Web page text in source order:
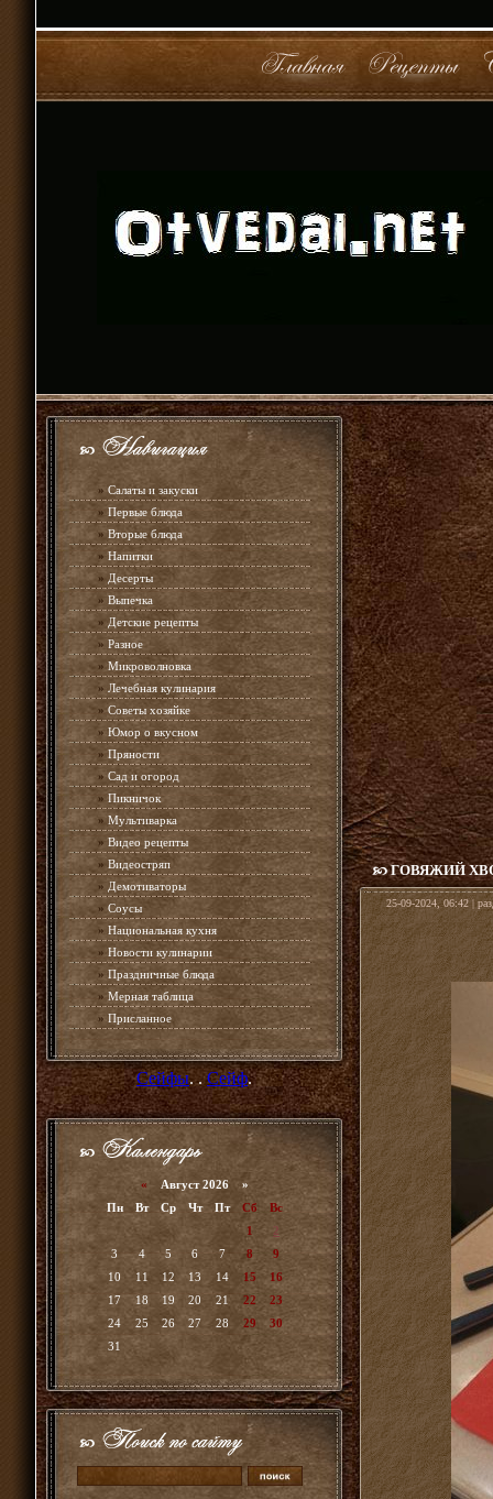
» Салаты и закуски
» Первые блюда
» Вторые блюда
» Напитки
»Десерты
» Выпечка
» Детские рецепты
» Разное
» Микроволновка
» Лечебная кулинария
» Советы хозяйке
» Юмор о вкусном
» Пряности
» Сад и огород
» Пикничок
» Мультиварка
» Видео рецепты
» Видеостряп
» Демотиваторы
» Соусы
» Национальная кухня
» Новости кулинарии
» Праздничные блюда
» Мерная таблица
» Присланное
Сейфы. .Сейф.
« Август 2026 »
Пн
Вт Ср Чт Пт Сб
Вс
1
2
3
4 5 6 7 8
9
10
11 12 13 14 15
16
17
18 19 20 21 22
23
24
25 26 27 28 29
30
31
ГОВЯЖИЙ
25-09-2024, 06:42 |